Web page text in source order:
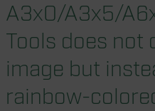
A3x0/A3x5/
Tools does not
image but
rainbow-